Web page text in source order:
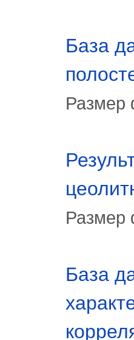
База
Размер
Размер
База